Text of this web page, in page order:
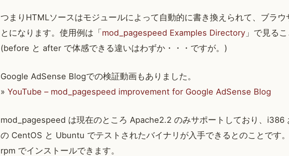
つまりHTMLソースはモジュールによって自動的に書き換えられて、ブラウ
とになります。使用例は「 mod_pagespeed Examples Directory 」で見る
(before と after で体感できる違いはわずか・・・ですが。)
Google AdSense Blogでの検証動画もありました。
» YouTube – mod_pagespeed improvement for Google AdSense Blog
mod_pagespeed は現在のところ Apache2.2 のみサポートしており、
の CentOS と Ubuntu でテストされたバイナリが入手できるとのことです
rpm でインストールできます。